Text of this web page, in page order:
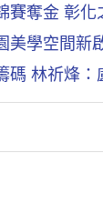
賽奪金 彰化
美學空間
碼 林祈烽